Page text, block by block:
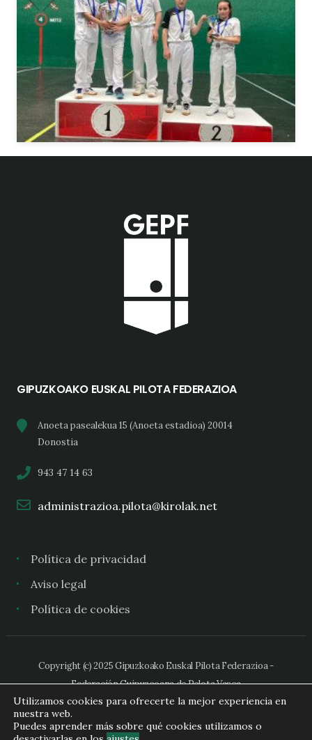
GIPUZKOAKO EUSKAL PILOTA FEDERAZIOA
Anoeta pasealekua 15 (Anoeta estadioa) 20014
Donostia
943 47 14 63
administrazioa.pilota@kirolak.net
Política de privacidad
Aviso legal
Política de cookies
Copyright (c) 2025 Gipuzkoako Euskal Pilota Federazioa -
Federación Guipuzcoana de Pelota Vasca
Utilizamos cookies para ofrecerte la mejor experiencia en
nuestra web.
Puedes aprender más sobre qué cookies utilizamos o